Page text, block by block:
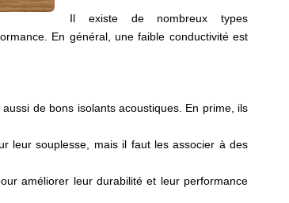
Il existe de nombreux types
En général, une faible conductivité est
de bons isolants acoustiques. En prime, ils
leur souplesse, mais il faut les associer à des
améliorer leur durabilité et leur performance